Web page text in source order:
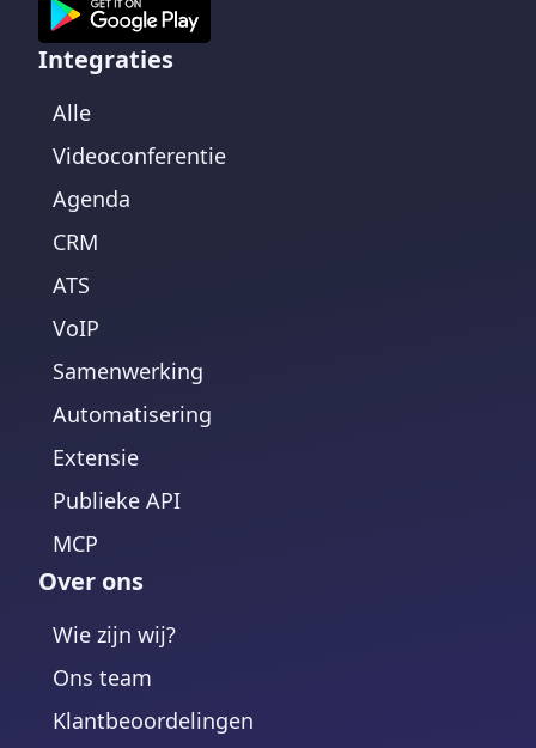
Integraties
Alle
Videoconferentie
Agenda
CRM
ATS
VoIP
Samenwerking
Automatisering
Extensie
Publieke API
MCP
Over ons
Wie zijn wij?
Ons team
Klantbeoordelingen